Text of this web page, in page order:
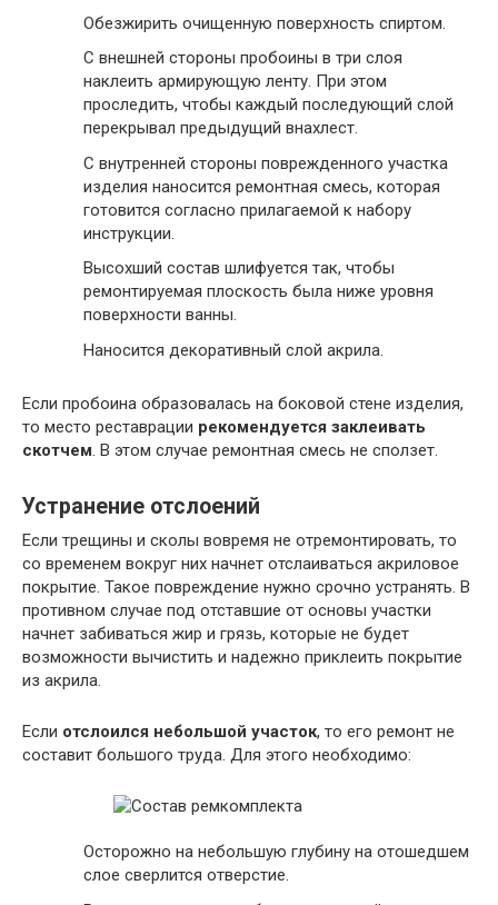
Обезжирить очищенную поверхность спиртом.
С внешней стороны пробоины в три слоя
наклеить армирующую ленту. При этом
проследить, чтобы каждый последующий слой
перекрывал предыдущий внахлест.
С внутренней стороны поврежденного участка
изделия наносится ремонтная смесь, которая
готовится согласно прилагаемой к набору
инструкции.
Высохший состав шлифуется так, чтобы
ремонтируемая плоскость была ниже уровня
поверхности ванны.
Наносится декоративный слой акрила.
Если пробоина образовалась на боковой стене изделия,
то место реставрации рекомендуется заклеивать
скотчем. В этом случае ремонтная смесь не сползет.
Устранение отслоений
Если трещины и сколы вовремя не отремонтировать, то
со временем вокруг них начнет отслаиваться акриловое
покрытие. Такое повреждение нужно срочно устранять. В
противном случае под отставшие от основы участки
начнет забиваться жир и грязь, которые не будет
возможности вычистить и надежно приклеить покрытие
из акрила.
Если отслоился небольшой участок, то его ремонт не
составит большого труда. Для этого необходимо:
Осторожно на небольшую глубину на отошедшем
слое сверлится отверстие.